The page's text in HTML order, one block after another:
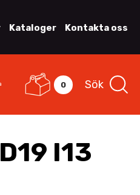
Kataloger Kontakta oss
0 Sök
I13